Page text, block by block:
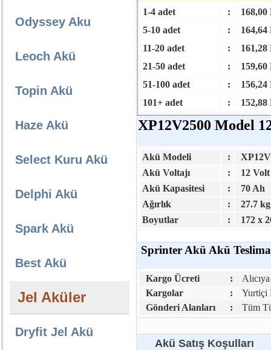
Odyssey Aku
Leoch Akü
Topin Akü
Haze Akü
Select Kuru Akü
Delphi Akü
Spark Akü
Best Akü
Jel Aküler
Dryfit Jel Akü
1-4 adet :
5-10 adet
:
11-20 adet
:
21-50 adet
:
51-100 adet
:
101+ adet
:
XP12V2500 Model
Akü Modeli :
Akü Voltajı
:
12
Akü Kapasitesi
:
70 Ah
Ağırlık
:
27.7 kg
Boyutlar
: 172 x
Sprinter Akü Akü
Kargo Ücreti :
Kargolar
:
Yurtiçi
Gönderi Alanları
: Tüm
Akü Satış Koşulları